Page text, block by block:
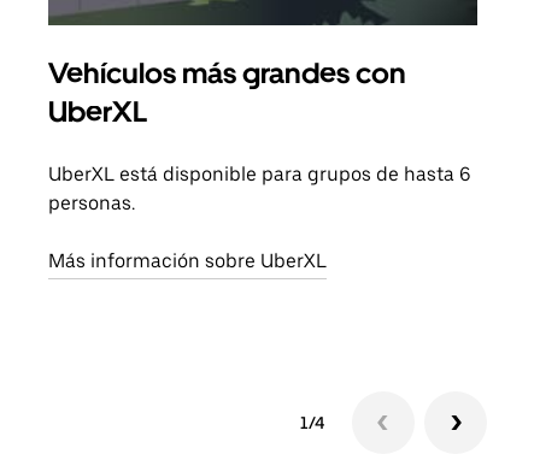
Vehículos más grandes con
UberXL
UberXL está disponible para grupos de hasta 6
personas.
Más información sobre UberXL
1/4